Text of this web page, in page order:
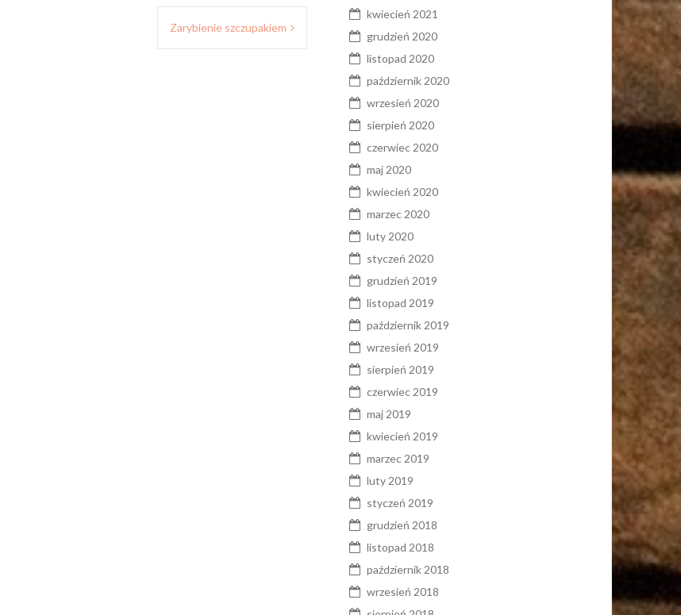
Zarybienie szczupakiem
kwiecień 2021
grudzień 2020
listopad 2020
październik 2020
wrzesień 2020
sierpień 2020
czerwiec 2020
maj 2020
kwiecień 2020
marzec 2020
luty 2020
styczeń 2020
grudzień 2019
listopad 2019
październik 2019
wrzesień 2019
sierpień 2019
czerwiec 2019
maj 2019
kwiecień 2019
marzec 2019
luty 2019
styczeń 2019
grudzień 2018
listopad 2018
październik 2018
wrzesień 2018